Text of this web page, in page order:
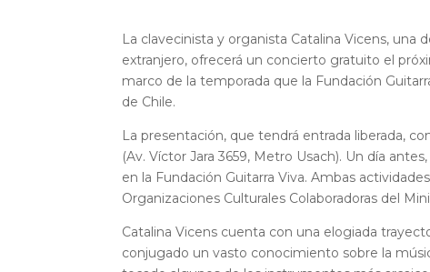
La clavecinista y organista Catalina Vicens, una
extranjero, ofrecerá un concierto gratuito el
marco de la temporada que la Fundación
de Chile.
La presentación, que tendrá entrada liberada,
(Av. Víctor Jara 3659, Metro Usach). Un día
en la Fundación Guitarra Viva. Ambas
Organizaciones Culturales Colaboradoras del
Catalina Vicens cuenta con una elogiada
conjugado un vasto conocimiento sobre la